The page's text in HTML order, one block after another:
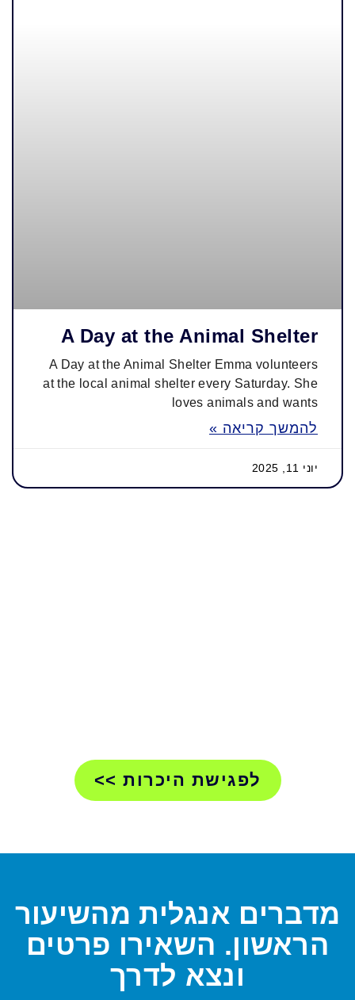
A Day at the Animal Shelter
A Day at the Animal Shelter Emma volunteers
at the local animal shelter every Saturday. She
loves animals and wants
להמשך קריאה »
יוני 11, 2025
לפגישת היכרות >>
מדברים אנגלית מהשיעור
הראשון. השאירו פרטים
ונצא לדרך